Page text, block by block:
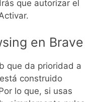
que autorizar el
en Brave
que da prioridad a
construido
lo que, si usas